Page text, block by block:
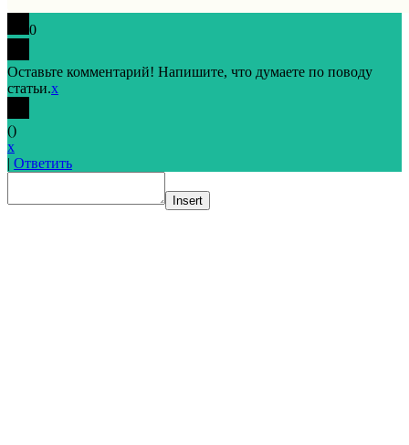
0
Оставьте комментарий! Напишите, что думаете по поводу
статьи.x
()
x
| Ответить
Insert